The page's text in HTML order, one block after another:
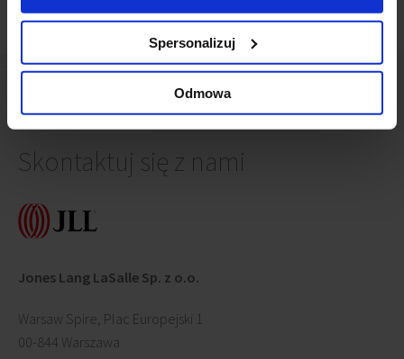
Spersonalizuj
Odmowa
Skontaktuj się z nami
Jones Lang LaSalle Sp. z o.o.
Warsaw Spire, Plac Europejski 1
00-844 Warszawa